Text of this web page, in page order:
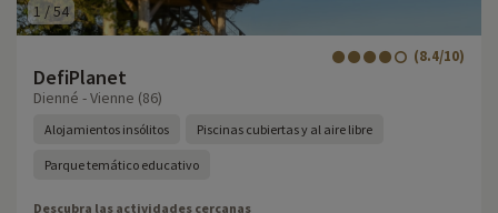
1 /54
DefiPlanet
(8.4/10)
Dienné - Vienne (86)
Alojamientos insólitos Piscinas cubiertas y al aire libre
Parque temático educativo
Descubra las actividades cercanas